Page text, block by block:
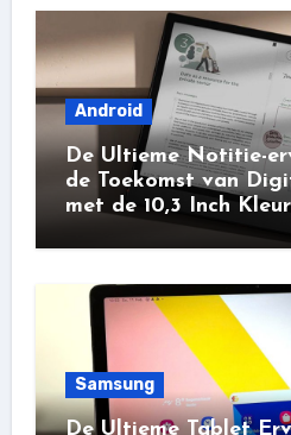
Android
De Ultieme Notitie-
de Toekomst van
met de 10,3 Inch
Samsung
De Ultieme Tablet